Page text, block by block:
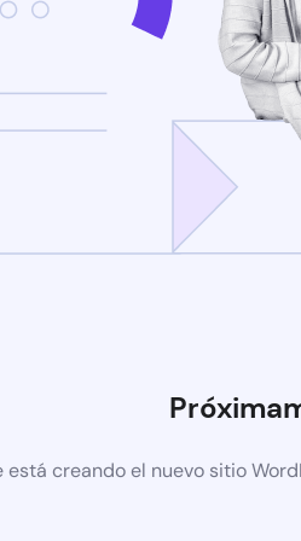
está creando el nuevo sitio